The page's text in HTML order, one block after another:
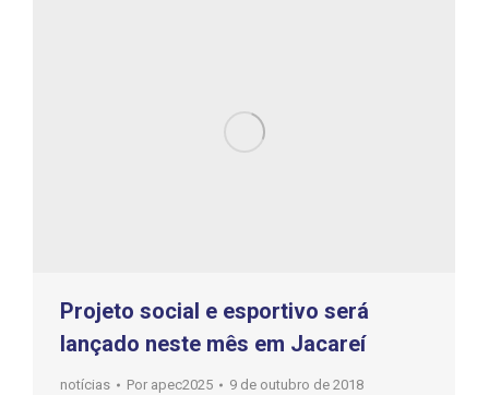
Projeto social e esportivo será
lançado neste mês em Jacareí
notícias Por apec2025 9 de outubro de 2018